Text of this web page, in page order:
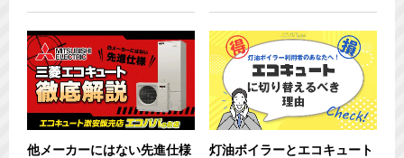
他メーカーにはない先進仕様
灯油ボイラーとエコキュート